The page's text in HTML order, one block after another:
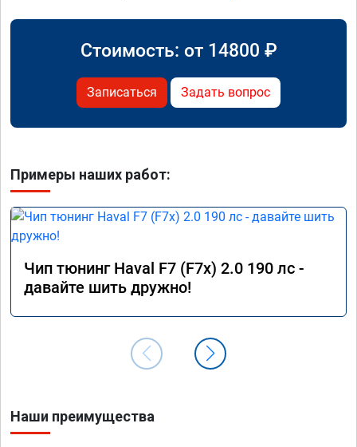
Стоимость: от 14800 ₽
Записаться Задать вопрос
Примеры наших работ:
Чип тюнинг Haval F7 (F7x) 2.0 190 лс -
давайте шить дружно!
Наши преимущества